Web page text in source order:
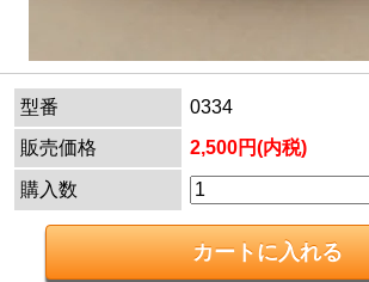
型番
0334
販売価格
2,500円(内税)
購入数